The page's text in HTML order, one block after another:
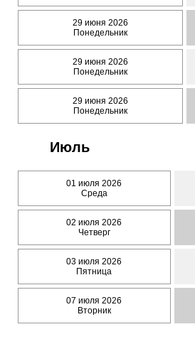
29 июня 2026
Понедельник
29 июня 2026
Понедельник
29 июня 2026
Понедельник
Июль
01 июля 2026
Среда
02 июля 2026
Четверг
03 июля 2026
Пятница
07 июля 2026
Вторник